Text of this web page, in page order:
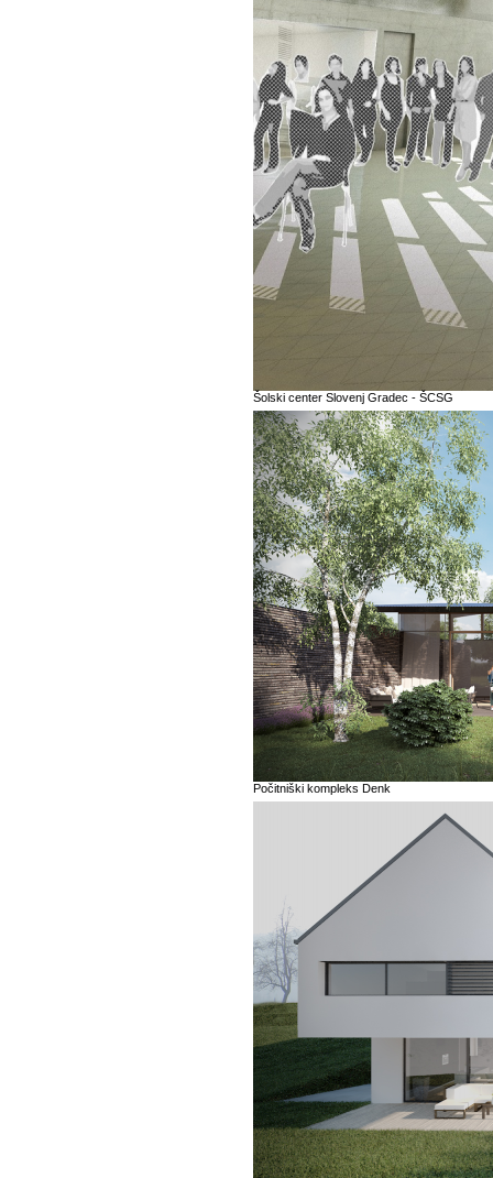
Šolski center Slovenj Gradec - ŠCSG
Počitniški kompleks Denk